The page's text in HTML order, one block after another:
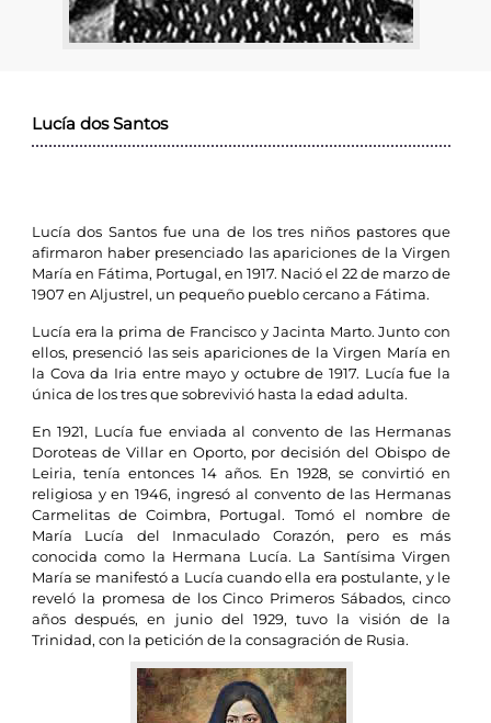
Lucía dos Santos
Lucía dos Santos fue una de los tres niños pastores que
afirmaron haber presenciado las apariciones de la Virgen
María en Fátima, Portugal, en 1917. Nació el 22 de marzo de
1907 en Aljustrel, un pequeño pueblo cercano a Fátima.
Lucía era la prima de Francisco y Jacinta Marto. Junto con
ellos, presenció las seis apariciones de la Virgen María en
la Cova da Iria entre mayo y octubre de 1917. Lucía fue la
única de los tres que sobrevivió hasta la edad adulta.
En 1921, Lucía fue enviada al convento de las Hermanas
Doroteas de Villar en Oporto, por decisión del Obispo de
Leiria, tenía entonces 14 años. En 1928, se convirtió en
religiosa y en 1946, ingresó al convento de las Hermanas
Carmelitas de Coimbra, Portugal. Tomó el nombre de
María Lucía del Inmaculado Corazón, pero es más
conocida como la Hermana Lucía. La Santísima Virgen
María se manifestó a Lucía cuando ella era postulante, y le
reveló la promesa de los Cinco Primeros Sábados, cinco
años después, en junio del 1929, tuvo la visión de la
Trinidad, con la petición de la consagración de Rusia.